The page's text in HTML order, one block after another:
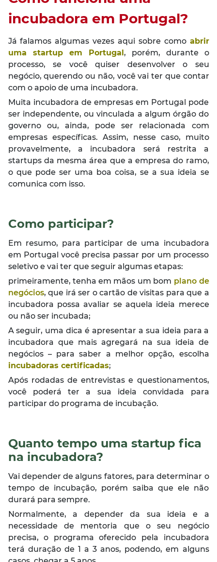
incubadora em Portugal?
Já falamos algumas vezes aqui sobre como abrir
uma startup em Portugal, porém, durante o
processo, se você quiser desenvolver o seu
negócio, querendo ou não, você vai ter que contar
com o apoio de uma incubadora.
Muita incubadora de empresas em Portugal pode
ser independente, ou vinculada a algum órgão do
governo ou, ainda, pode ser relacionada com
empresas específicas. Assim, nesse caso, muito
provavelmente, a incubadora será restrita a
startups da mesma área que a empresa do ramo,
o que pode ser uma boa coisa, se a sua ideia se
comunica com isso.
Como participar?
Em resumo, para participar de uma incubadora
em Portugal você precisa passar por um processo
seletivo e vai ter que seguir algumas etapas:
primeiramente, tenha em mãos um bom plano de
negócios, que irá ser o cartão de visitas para que a
incubadora possa avaliar se aquela ideia merece
ou não ser incubada;
A seguir, uma dica é apresentar a sua ideia para a
incubadora que mais agregará na sua ideia de
negócios – para saber a melhor opção, escolha
incubadoras certificadas;
Após rodadas de entrevistas e questionamentos,
você poderá ter a sua ideia convidada para
participar do programa de incubação.
Quanto tempo uma startup fica
na incubadora?
Vai depender de alguns fatores, para determinar o
tempo de incubação, porém saiba que ele não
durará para sempre.
Normalmente, a depender da sua ideia e a
necessidade de mentoria que o seu negócio
precisa, o programa oferecido pela incubadora
terá duração de 1 a 3 anos, podendo, em alguns